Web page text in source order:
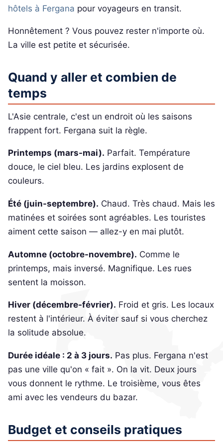
hôtels à Fergana pour voyageurs en transit.
Honnêtement ? Vous pouvez rester n'importe où.
La ville est petite et sécurisée.
Quand y aller et combien de
temps
L'Asie centrale, c'est un endroit où les saisons
frappent fort. Fergana suit la règle.
Printemps (mars-mai). Parfait. Température
douce, le ciel bleu. Les jardins explosent de
couleurs.
Été (juin-septembre). Chaud. Très chaud. Mais les
matinées et soirées sont agréables. Les touristes
aiment cette saison — allez-y en mai plutôt.
Automne (octobre-novembre). Comme le
printemps, mais inversé. Magnifique. Les rues
sentent la moisson.
Hiver (décembre-février). Froid et gris. Les locaux
restent à l'intérieur. À éviter sauf si vous cherchez
la solitude absolue.
Durée idéale : 2 à 3 jours. Pas plus. Fergana n'est
pas une ville qu'on « fait ». On la vit. Deux jours
vous donnent le rythme. Le troisième, vous êtes
ami avec les vendeurs du bazar.
Budget et conseils pratiques